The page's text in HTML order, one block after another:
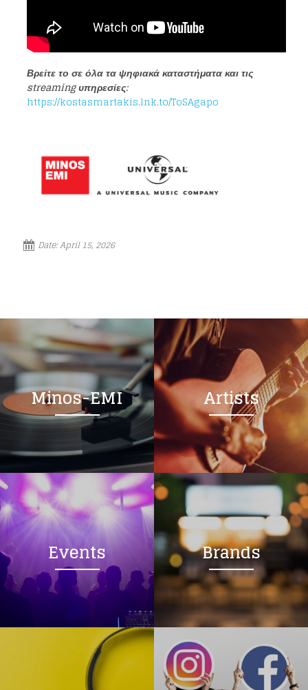
Βρείτε το σε όλα τα ψηφιακά καταστήματα και τις
streaming υπηρεσίες:
https://kostasmartakis.lnk.to/ToSAgapo
Date:April 15, 2026
Minos-EMI Artists
Events Brands
Loading your form, please wait...